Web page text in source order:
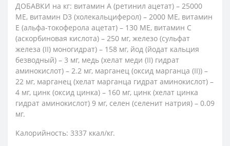
ДОБАВКИ на кг: витамин A (ретинил ацетат) – 25000
МЕ, витамин D3 (холекальциферол) – 2000 МЕ, витамин
Е (альфа-токоферола ацетат) – 130 МЕ, витамин С
(аскорбиновая кислота) – 250 мг, железо (сульфат
железа (II) моногидрат) – 158 мг, йод (йодат кальция
безводный) – 3 мг, медь (хелат меди (II) гидрат
аминокислот) – 2.2 мг, марганец (оксид марганца (II)) –
22 мг, марганец (хелат марганца гидрат аминокислот) –
4 мг, цинк (оксид цинка) – 160 мг, цинк (хелат цинка
гидрат аминокислот) 9 мг, селен (селенит натрия) – 0.09
мг.
Калорийность: 3337 ккал/кг.